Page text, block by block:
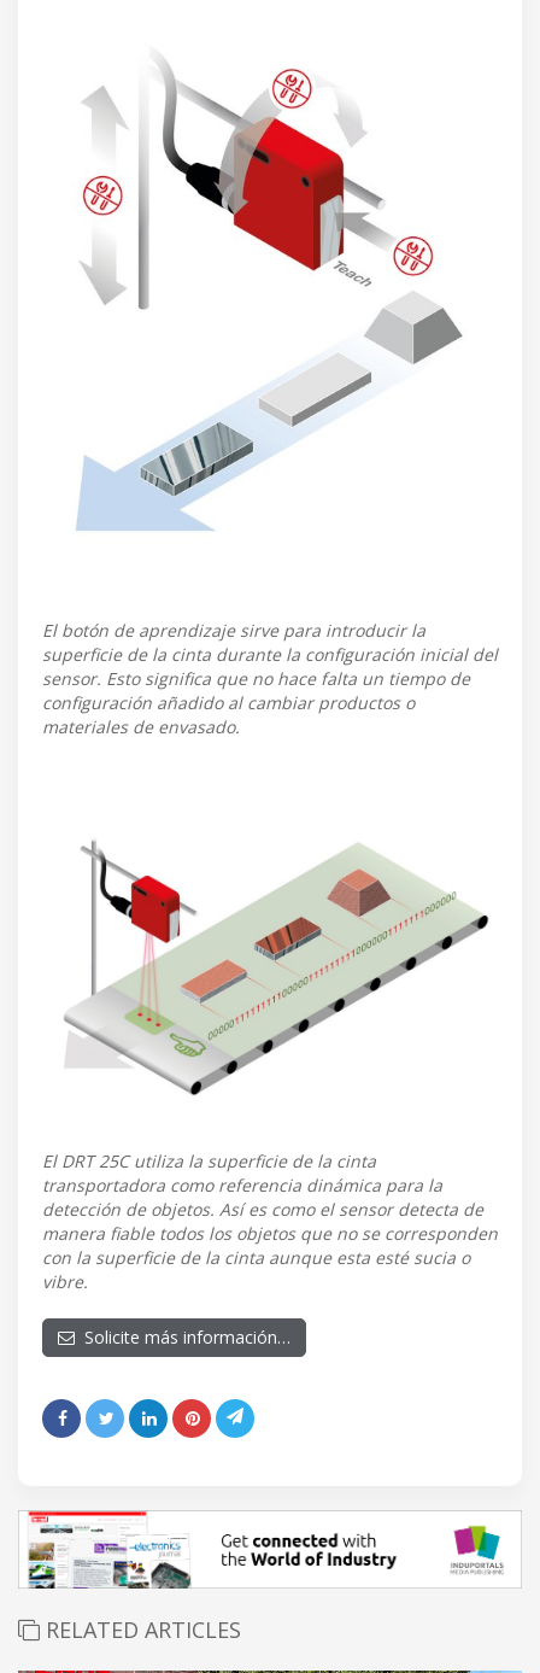
El botón de aprendizaje sirve para introducir la
superficie de la cinta durante la configuración inicial del
sensor. Esto significa que no hace falta un tiempo de
configuración añadido al cambiar productos o
materiales de envasado.
El DRT 25C utiliza la superficie de la cinta
transportadora como referencia dinámica para la
detección de objetos. Así es como el sensor detecta de
manera fiable todos los objetos que no se corresponden
con la superficie de la cinta aunque esta esté sucia o
vibre.
Solicite más información…
RELATED ARTICLES